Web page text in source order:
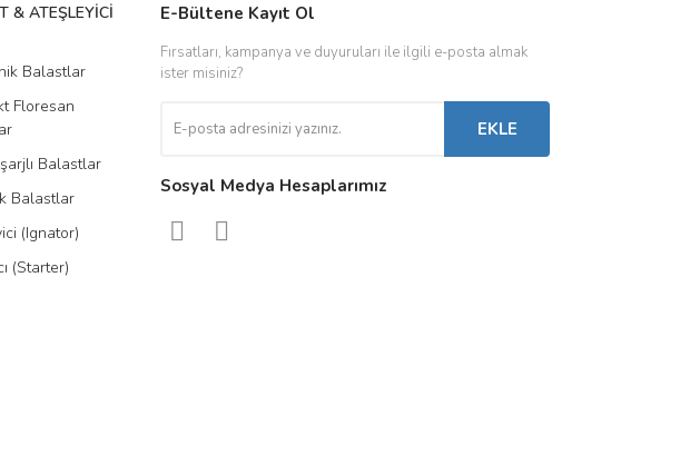
& ATEŞLEYİCİ
Balastlar
Floresan
Balastlar
Balastlar
(Ignator)
(Starter)
DRIVER & TRAFO
Led Driverlar
Kontaktörler
Sigorta & Otomatlar
E-Bültene Kayıt Ol
Fırsatları, kampanya ve duyuruları ile ilgili e-posta almak
ister misiniz?
EKLE
Sosyal Medya Hesaplarımız